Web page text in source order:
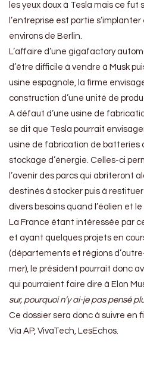
les yeux doux à Tesla mais ce fut
l’entreprise est partie
environs de Berlin.
L’affaire d’une gigafactory
d’être difficile à vendre à Musk
usine espagnole, la firme
construction d’une unité de
A défaut d’une usine de
se dit que Tesla pourrait
usine de fabrication de batteries
stockage d’énergie. Celles-ci
l’avenir des parcs qui abriteront
destinés à stocker puis à
divers besoins quand l’éolien et
La France étant intéressée par
et ayant quelques projets en
(départements et régions
mer), le président pourrait donc
qui pourraient faire dire à Elon
sur, pourquoi n’y ai-je pas pensé
Ce dossier sera donc à suivre en
Via AP, VivaTech, LesEchos.